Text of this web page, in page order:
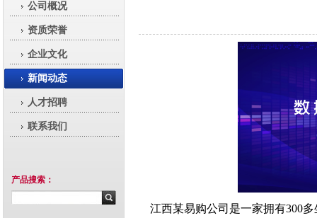
公司概况
资质荣誉
企业文化
新闻动态
人才招聘
联系我们
产品搜索：
江西某易购公司是一家拥有